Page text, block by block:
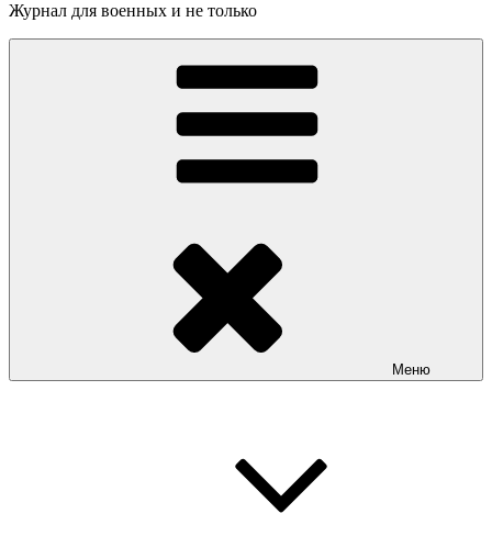
Журнал для военных и не только
Меню